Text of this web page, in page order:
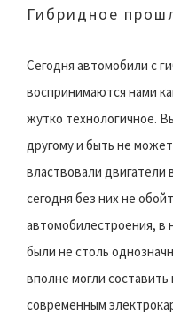
Гибридное
Сегодня автомобили с
воспринимаются нами
жутко технологичное.
другому и быть не
властвовали двигатели
сегодня без них не
автомобилестроения, в
были не столь
вполне могли
современным